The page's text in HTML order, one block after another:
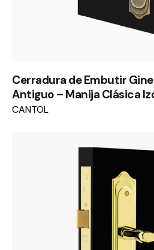
Cerradura de Embutir
Antiguo – Manija Clásica
CANTOL